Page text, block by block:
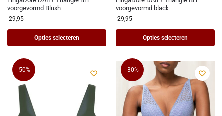
voorgevormd Blush
29,95
Opties selecteren
voorgevormd black
29,95
Opties selecteren
-50% -30%